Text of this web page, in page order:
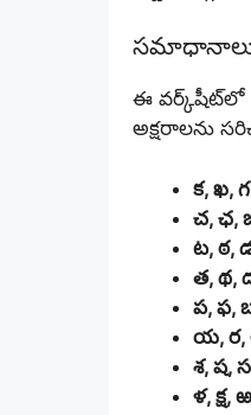
సమాధానాలు
ఈ వర్క్‌షీట్‌లో
అక్షరాలను
క, ఖ,
చ, ఛ,
ట, ఠ,
త, థ,
ప, ఫ,
య, ర,
శ, ష,
ళ, క్ష, ఱ